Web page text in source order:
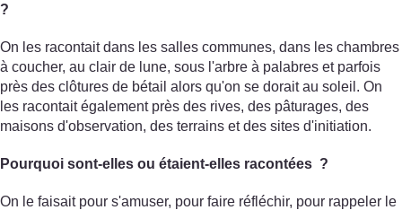
?
On les racontait dans les salles communes, dans les chambres
à coucher, au clair de lune, sous l'arbre à palabres et parfois
près des clôtures de bétail alors qu'on se dorait au soleil. On
les racontait également près des rives, des pâturages, des
maisons d'observation, des terrains et des sites d'initiation.
Pourquoi sont-elles ou étaient-elles racontées ?
On le faisait pour s'amuser, pour faire réfléchir, pour rappeler le